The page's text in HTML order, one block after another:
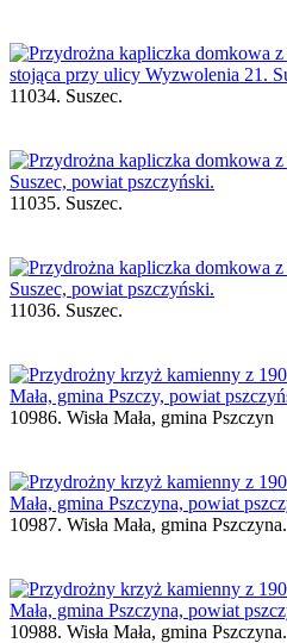
11034. Suszec.
11035. Suszec.
11036. Suszec.
10986. Wisła Mała, gmina Pszczyn
10987. Wisła Mała, gmina Pszczyna.
10988. Wisła Mała, gmina Pszczyna.